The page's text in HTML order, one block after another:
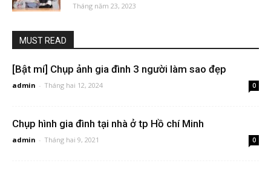
Tháng năm 23, 2023
MUST READ
[Bật mí] Chụp ảnh gia đình 3 người làm sao đẹp
admin - Tháng hai 12, 2024 0
Chụp hình gia đình tại nhà ở tp Hồ chí Minh
admin - Tháng hai 9, 2021 0